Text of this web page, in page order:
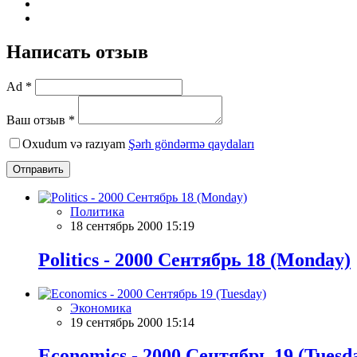
Написать отзыв
Ad *
Ваш отзыв *
Oxudum və razıyam Şərh göndərmə qaydaları
Отправить
Политика
18 сентябрь 2000 15:19
Politics - 2000 Сентябрь 18 (Monday)
Экономика
19 сентябрь 2000 15:14